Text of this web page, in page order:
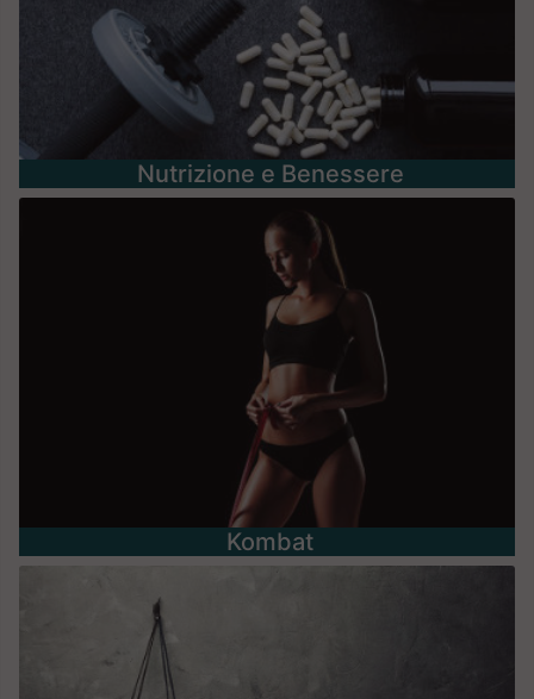
Nutrizione e Benessere
Kombat